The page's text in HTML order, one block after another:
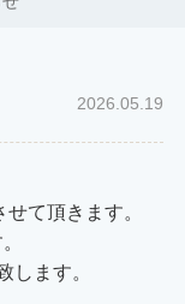
2026.05.19
て頂きます。
します。